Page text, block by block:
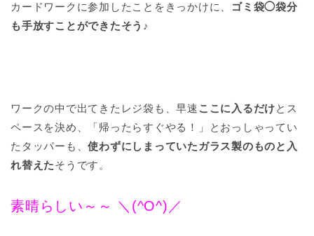
カードワークに参加したことをきっかけに、
ゴミ袋◯袋分
も手放すことができたそう♪
ワークの中で出てきたレジ袋も、早速ここに入るだけとス
ペースを決め、「帰ったらすぐやる！」とおっしゃってい
たタッパーも、使わずにしまっていたガラス製のものと入
れ替えたそうです。
素晴らしい～～ ＼(^O^)／